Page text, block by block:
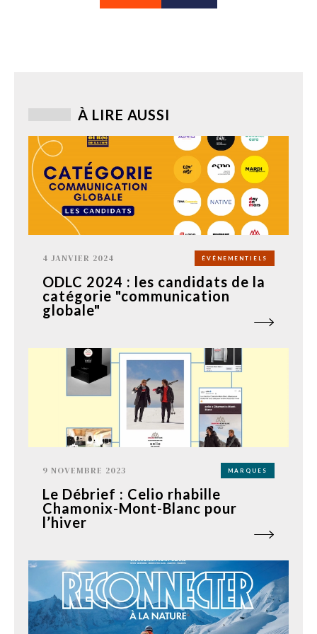
À LIRE AUSSI
4 JANVIER 2024 ÉVÉNEMENTIELS
ODLC 2024 : les candidats de la
catégorie "communication
globale"
9 NOVEMBRE 2023 MARQUES
Le Débrief : Celio rhabille
Chamonix-Mont-Blanc pour
l’hiver